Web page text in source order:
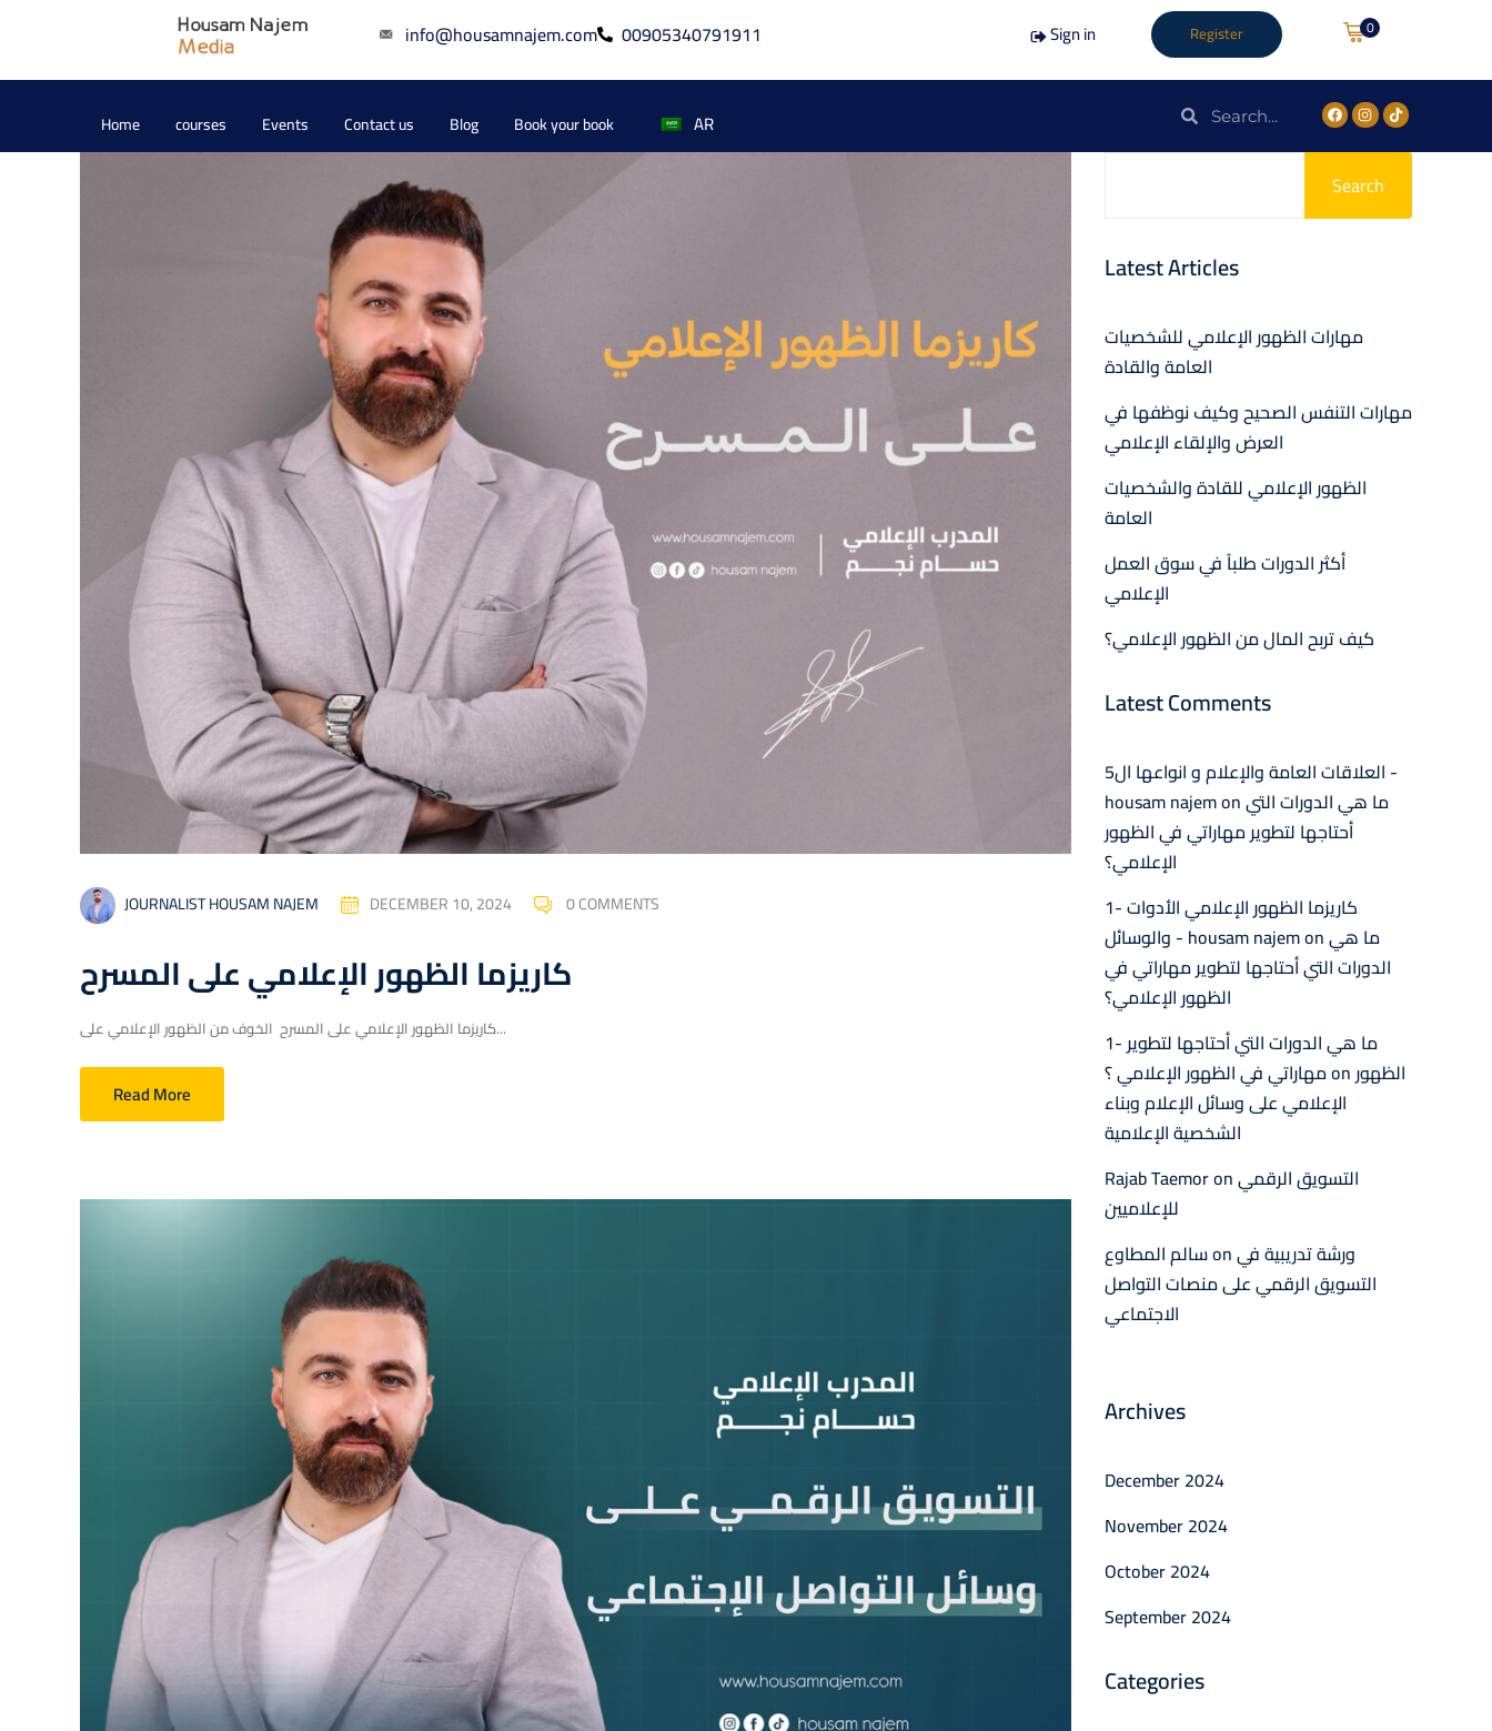
info@housamnajem.com 00905340791911 Sign in Register 0
Home courses Events Contact us Blog Book your book AR
JOURNALIST HOUSAM NAJEM DECEMBER 10, 2024 0 COMMENTS
كاريزما الظهور الإعلامي على المسرح
كاريزما الظهور الإعلامي على المسرح الخوف من الظهور الإعلامي على...
Read More
Search
Latest Articles
مهارات الظهور الإعلامي للشخصيات
العامة والقادة
مهارات التنفس الصحيح وكيف نوظفها في
العرض والإلقاء الإعلامي
الظهور الإعلامي للقادة والشخصيات
العامة
أكثر الدورات طلباً في سوق العمل
الإعلامي
كيف تربح المال من الظهور الإعلامي؟
Latest Comments
العلاقات العامة والإعلام و انواعها ال5 -
housam najemonما هي الدورات التي
أحتاجها لتطوير مهاراتي في الظهور
الإعلامي؟
1- كاريزما الظهور الإعلامي الأدوات
والوسائل - housam najemonما هي
الدورات التي أحتاجها لتطوير مهاراتي في
الظهور الإعلامي؟
1- ما هي الدورات التي أحتاجها لتطوير
مهاراتي في الظهور الإعلامي ؟on الظهور
الإعلامي على وسائل الإعلام وبناء
الشخصية الإعلامية
Rajab Taemoronالتسويق الرقمي
للإعلاميين
سالم المطاوعonورشة تدريبية في
التسويق الرقمي على منصات التواصل
الاجتماعي
Archives
December 2024
November 2024
October 2024
September 2024
Categories